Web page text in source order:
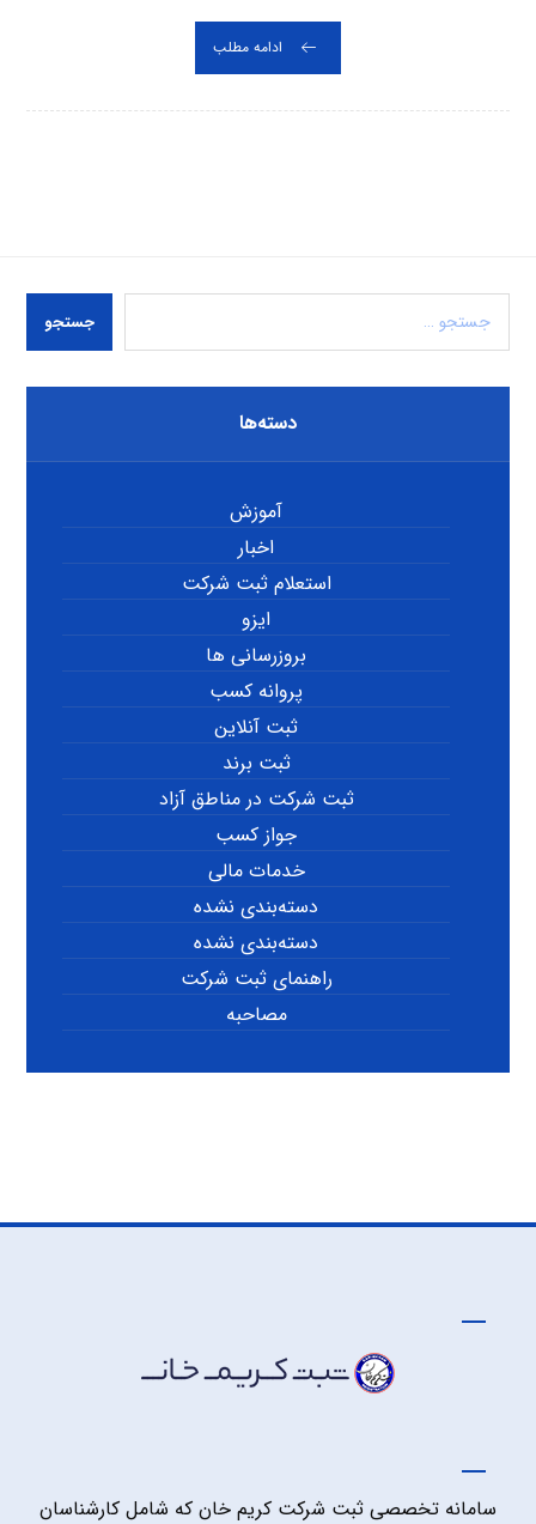
ادامه مطلب
جستجو
دسته‌ها
آموزش
اخبار
استعلام ثبت شرکت
ایزو
بروزرسانی ها
پروانه کسب
ثبت آنلاین
ثبت برند
ثبت شرکت در مناطق آزاد
جواز کسب
خدمات مالی
دسته‌بندی نشده
دسته‌بندی نشده
راهنمای ثبت شرکت
مصاحبه
سامانه تخصصی ثبت شرکت کریم خان که شامل کارشناسان